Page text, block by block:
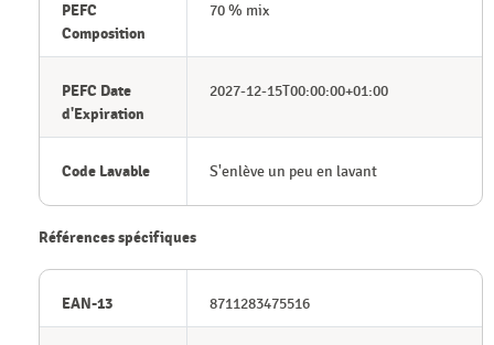
PEFC
Composition
70 % mix
PEFC Date
d'Expiration
2027-12-15T00:00:00+01:00
Code Lavable S'enlève un peu en lavant
Références spécifiques
EAN-13 8711283475516